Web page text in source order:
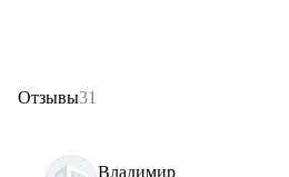
Отзывы31
Владимир